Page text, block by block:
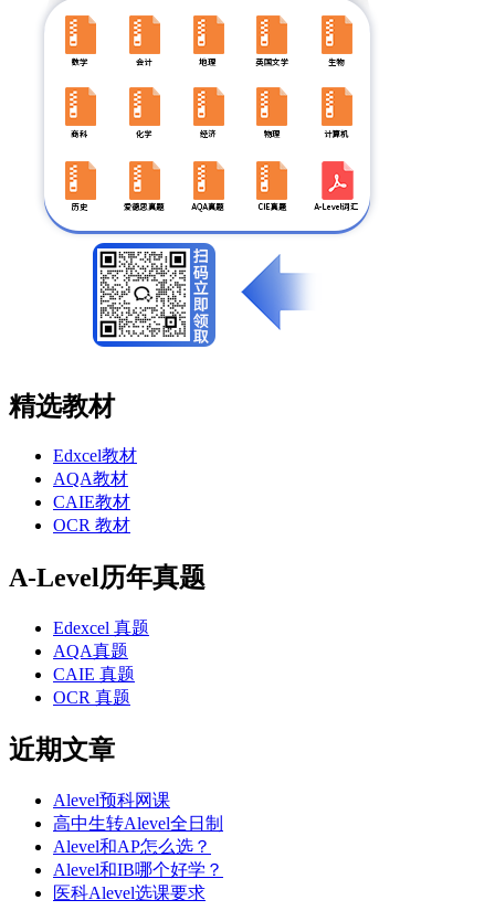
精选教材
Edxcel教材
AQA教材
CAIE教材
OCR 教材
A-Level历年真题
Edexcel 真题
AQA真题
CAIE 真题
OCR 真题
近期文章
Alevel预科网课
高中生转Alevel全日制
Alevel和AP怎么选？
Alevel和IB哪个好学？
医科Alevel选课要求